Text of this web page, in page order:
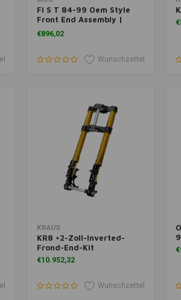
Fl S T 84-99 Oem Style
Front End Assembly |
Chrom
€896,02
Wunschzettel
Zusatzinformation
KRAUS
KR8 +2-Zoll-Inverted-
Frond-End-Kit
€10.952,32
Wunschzettel